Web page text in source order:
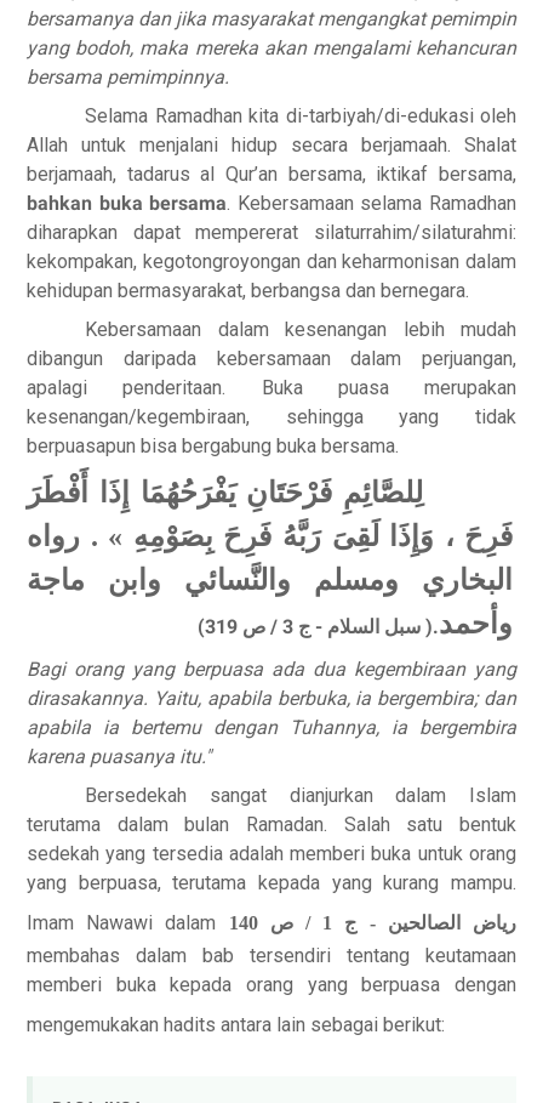
bersamanya dan jika masyarakat mengangkat pemimpin
yang bodoh, maka mereka akan mengalami kehancuran
bersama pemimpinnya.
Selama Ramadhan kita di-tarbiyah/di-edukasi oleh
Allah untuk menjalani hidup secara berjamaah. Shalat
berjamaah, tadarus al Qur’an bersama, iktikaf bersama,
bahkan buka bersama. Kebersamaan selama Ramadhan
diharapkan dapat mempererat silaturrahim/silaturahmi:
kekompakan, kegotongroyongan dan keharmonisan dalam
kehidupan bermasyarakat, berbangsa dan bernegara.
Kebersamaan dalam kesenangan lebih mudah
dibangun daripada kebersamaan dalam perjuangan,
apalagi penderitaan. Buka puasa merupakan
kesenangan/kegembiraan, sehingga yang tidak
berpuasapun bisa bergabung buka bersama.
لِلصَّائِمِ فَرْحَتَانِ يَفْرَحُهُمَا إِذَا أَفْطَرَ
فَرِحَ ، وَإِذَا لَقِىَ رَبَّهُ فَرِحَ بِصَوْمِهِ » . رواه
البخاري ومسلم والنَّسائي وابن ماجة
وأحمد). سبل السلام - ج 3 / ص 319)
Bagi orang yang berpuasa ada dua kegembiraan yang
dirasakannya. Yaitu, apabila berbuka, ia bergembira; dan
apabila ia bertemu dengan Tuhannya, ia bergembira
karena puasanya itu."
Bersedekah sangat dianjurkan dalam Islam
terutama dalam bulan Ramadan. Salah satu bentuk
sedekah yang tersedia adalah memberi buka untuk orang
yang berpuasa, terutama kepada yang kurang mampu.
Imam Nawawi dalam
رياض الصالحين - ج 1 / ص 140
membahas dalam bab tersendiri tentang keutamaan
memberi buka kepada orang yang berpuasa dengan
mengemukakan hadits antara lain sebagai berikut: